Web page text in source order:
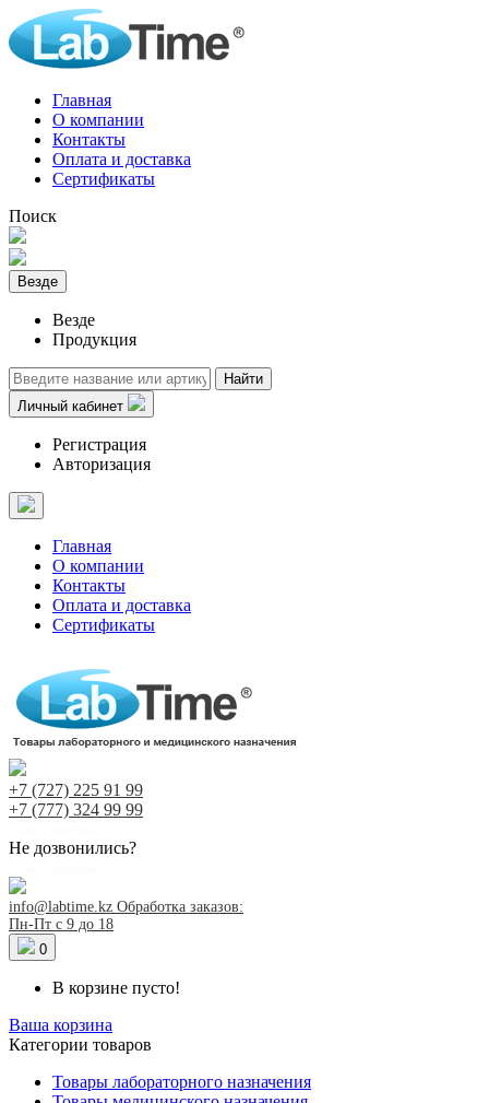
Главная
О компании
Контакты
Оплата и доставка
Сертификаты
Поиск
Везде
Везде
Продукция
Найти
Личный кабинет
Регистрация
Авторизация
Главная
О компании
Контакты
Оплата и доставка
Сертификаты
+7 (727) 225 91 99
+7 (777) 324 99 99
Не дозвонились?
info@labtime.kz Обработка заказов:
Пн-Пт с 9 до 18
0
В корзине пусто!
Ваша корзина
Категории товаров
Товары лабораторного назначения